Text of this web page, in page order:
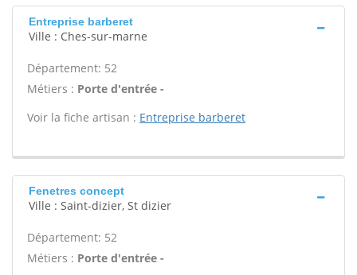
Entreprise barberet
Ville : Ches-sur-marne
Département: 52
Métiers : Porte d'entrée -
Voir la fiche artisan : Entreprise barberet
Fenetres concept
Ville : Saint-dizier, St dizier
Département: 52
Métiers : Porte d'entrée -